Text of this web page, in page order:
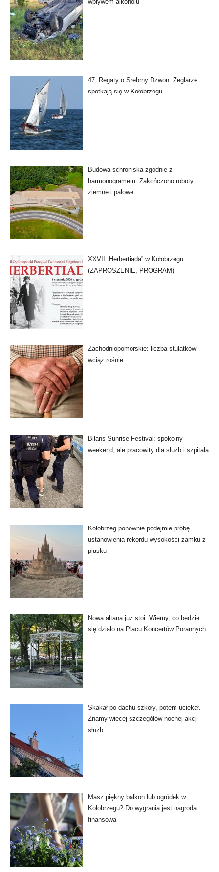
wpływem alkoholu
47. Regaty o Srebrny Dzwon. Żeglarze
spotkają się w Kołobrzegu
Budowa schroniska zgodnie z
harmonogramem. Zakończono roboty
ziemne i palowe
XXVII „Herbertiada” w Kołobrzegu
(ZAPROSZENIE, PROGRAM)
Zachodniopomorskie: liczba stulatków
wciąż rośnie
Bilans Sunrise Festival: spokojny
weekend, ale pracowity dla służb i szpitala
Kołobrzeg ponownie podejmie próbę
ustanowienia rekordu wysokości zamku z
piasku
Nowa altana już stoi. Wiemy, co będzie
się działo na Placu Koncertów Porannych
Skakał po dachu szkoły, potem uciekał.
Znamy więcej szczegółów nocnej akcji
służb
Masz piękny balkon lub ogródek w
Kołobrzegu? Do wygrania jest nagroda
finansowa